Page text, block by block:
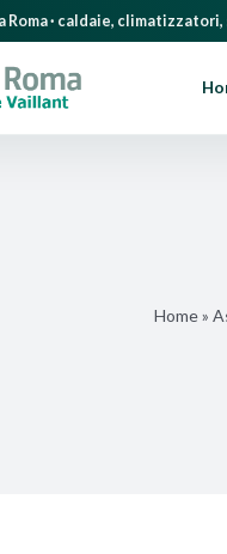
Roma · caldaie,
Home»